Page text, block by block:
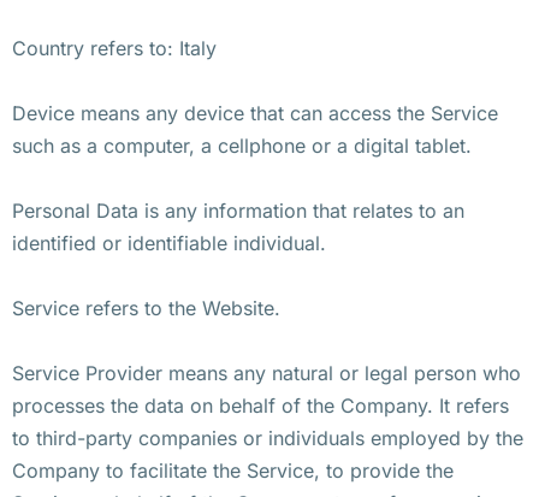
Country refers to: Italy
Device means any device that can access the Service
such as a computer, a cellphone or a digital tablet.
Personal Data is any information that relates to an
identified or identifiable individual.
Service refers to the Website.
Service Provider means any natural or legal person who
processes the data on behalf of the Company. It refers
to third-party companies or individuals employed by the
Company to facilitate the Service, to provide the